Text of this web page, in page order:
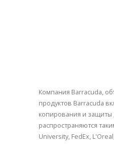
Компания Barracuda,
продуктов Barracuda
копирования и
распространяются
University, FedEx,